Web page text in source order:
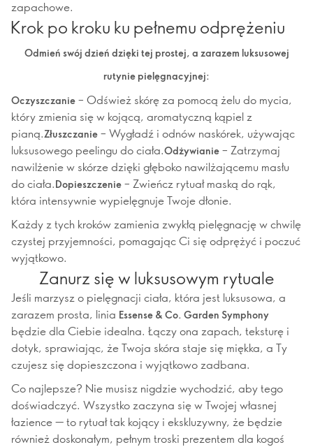
zapachowe.
Krok po kroku ku pełnemu odprężeniu
Odmień swój dzień dzięki tej prostej, a zarazem luksusowej
rutynie pielęgnacyjnej:
Oczyszczanie – Odśwież skórę za pomocą żelu do mycia,
który zmienia się w kojącą, aromatyczną kąpiel z
pianą.Złuszczanie – Wygładź i odnów naskórek, używając
luksusowego peelingu do ciała.Odżywianie – Zatrzymaj
nawilżenie w skórze dzięki głęboko nawilżającemu masłu
do ciała.Dopieszczenie – Zwieńcz rytuał maską do rąk,
która intensywnie wypielęgnuje Twoje dłonie.
Każdy z tych kroków zamienia zwykłą pielęgnację w chwilę
czystej przyjemności, pomagając Ci się odprężyć i poczuć
wyjątkowo.
Zanurz się w luksusowym rytuale
Jeśli marzysz o pielęgnacji ciała, która jest luksusowa, a
zarazem prosta, linia Essense & Co. Garden Symphony
będzie dla Ciebie idealna. Łączy ona zapach, teksturę i
dotyk, sprawiając, że Twoja skóra staje się miękka, a Ty
czujesz się dopieszczona i wyjątkowo zadbana.
Co najlepsze? Nie musisz nigdzie wychodzić, aby tego
doświadczyć. Wszystko zaczyna się w Twojej własnej
łazience — to rytuał tak kojący i ekskluzywny, że będzie
również doskonałym, pełnym troski prezentem dla kogoś